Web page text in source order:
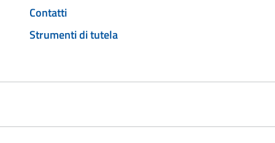
Contatti
Strumenti di tutela